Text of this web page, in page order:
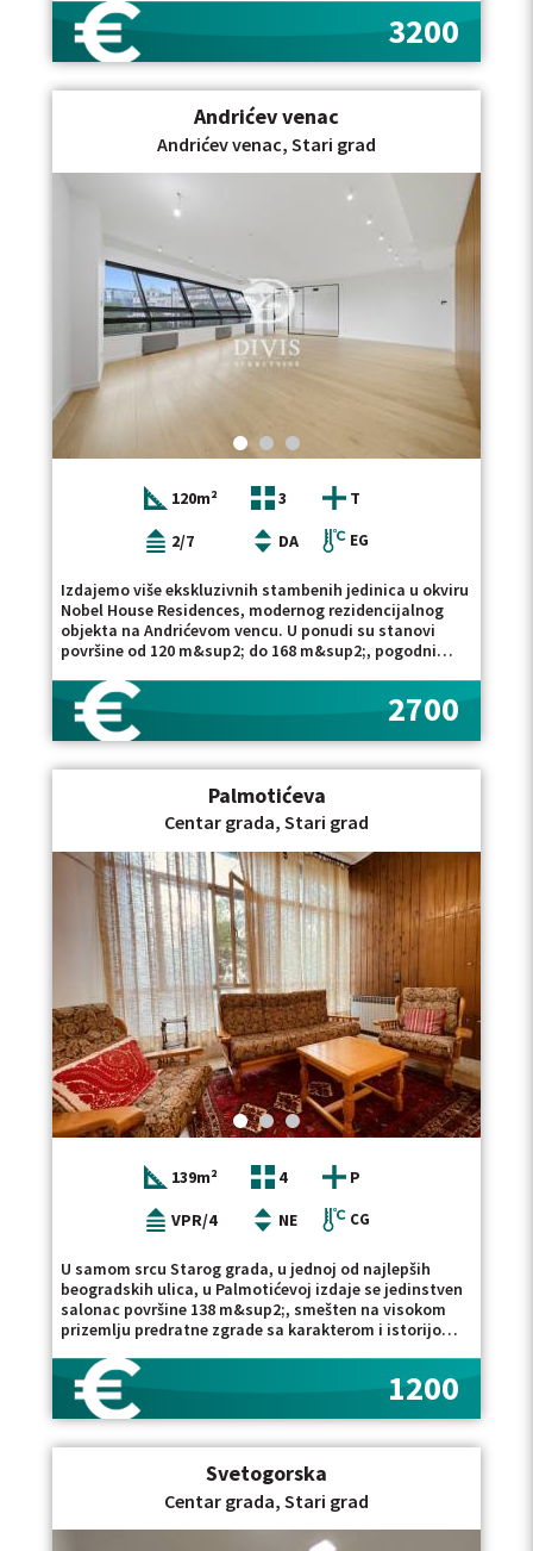
trpezarijom, ukupne površine preko 60 m&sup2;, tri
komforne spavaće sobe, od kojih je jedna master soba
sa sopstvenim kupatilom, dodatnog kupatila i lođe.
Dvostrana orijentacija i velike staklene površine
obezbeđuju obilje prirodne svetlosti tokom celog
dana, dok visina plafona od tri metra dodatno
doprinosi osećaju prostranosti i elegancije. Stan se
izdaje polunamešten, sa vrhunskomugradnom
kuhinjom, kompletnom belom tehnikom i ugradnim
plakarima. Kompletan prostor klimatizovan je
centralnim klima sistemom, pružajući maksimalan
komfor tokom cele godine. Uz stan dolaze dva garažna
mesta u zgradi. Budućim zakupcima na raspolaganju
su i bazen i spa centar koji se nalaze u samoj zgradi,
pružajući dodatni nivo komfora i privatnosti
karakterističan za najkvalitetnije stambene
komplekse. Retka prilika za zakup reprezentativnog
porodičnog stana na jednoj od najpoželjnijih lokacija u
gradu. Četvorosoban stan od 150 m&sup2; u
novogradnji iz 2025. godine predstavlja izuzetnu
priliku za izdavanje zahvaljujući tri spavaće sobe,
master apartmanu, visini plafona od tri metra,
bazenu, spa centru i dva garažna mesta. Ukoliko
lokaciji, pogledajte ponudu stanova za izdavanje na
Beograda. Posrednička naknada se obračunava u
skladu sa Opštim uslovima poslovanja agencije DIVIS
NEKRETNINE DOO.
3200
Andrićev venac
Andrićev venac, Stari grad
120m² 3
T
2/7
DA EG
Izdajemo više ekskluzivnih stambenih jedinica u okviru
Nobel House Residences, modernog rezidencijalnog
objekta na Andrićevom vencu. U ponudi su stanovi
površine od 120 m&sup2; do 168 m&sup2;, pogodni
Stanovi se odlikuju funkcionalnim rasporedima,
prostranim i svetlim enterijerima, kao i visokim
standardom završne obrade. Većinu jedinica čine
dnevni boravak sa trpezarijskim delom, kuhinja, dve
spavaće sobe, dva kupatila, gostinski toalet i
garderober, dok pojedini stanovi raspolažu i terasom
sa otvorenim pogledom na grad.Nobel House
Residences svojim stanarima pruža visok nivo komfora
i privatnosti. Na raspolaganju su recepcija i
obezbeđenje 24/7, reprezentativan ulazni hol sa
visinom od impozantnih šest metara, dva lifta,
privatne ostave i zajednička krovna terasa sa
panoramskim pogledom na Beograd. Objekat se nalazi
na jednoj od najprestižnijih lokacija u centru grada, u
neposrednoj blizini najvažnijih poslovnih, kulturnih i
ugostiteljskih sadržaja. Mesečna zakupnina kreće se od
2.700 EUR do 4.800 EUR, u zavisnosti od površine i
pozicije stana. Ukoliko ova nekretnina ne odgovara u
potpunosti vašim potrebama, u našoj ponudi možete
pogledati i druge luksuzne stanove za izdavanje, kao i
kompletnu ponudu stanova za izdavanje u Starom
gradu . Posrednička naknada se obračunava prema
Opštim uslovima poslovanja agencije DIVIS
2700
Palmotićeva
Centar grada, Stari grad
139m² 4
P
VPR/4
NE CG
U samom srcu Starog grada, u jednoj od najlepših
beogradskih ulica, u Palmotićevoj izdaje se jedinstven
salonac površine 138 m&sup2;, smešten na visokom
prizemlju predratne zgrade sa karakterom i istorijom.
spoj autentične salonske arhitekture i savremenog
komfora. Stan je kompletno renoviran i izuzetno
očuvan, sa pažljivo sačuvanim detaljima koji prostoru
daju posebnu eleganciju i prefinjenost. Visoki plafoni i
funkcionalne prostorije, obilje prirodnog svetla i
dvostrana orijentacija čine ovaj stan izuzetno
prijatnim za život i rad. Pogled je usmeren ka
Palmotićevoj ulici i ka uređenom unutrašnjem dvorištu,
što pruža savršen balans gradske energije i potpune
1200
Svetogorska
Centar grada, Stari grad